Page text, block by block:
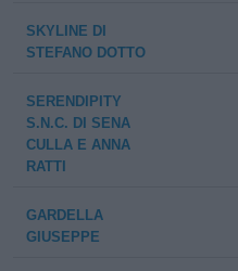
SKYLINE DI
STEFANO DOTTO
SERENDIPITY
S.N.C. DI SENA
CULLA E ANNA
RATTI
GARDELLA
GIUSEPPE